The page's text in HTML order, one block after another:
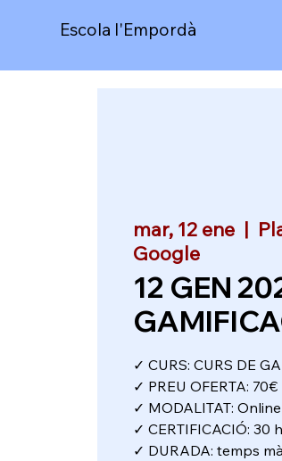
Escola l'Empordà
mar, 12 ene
  |
Google
12 GEN
✓ CURS: CURS DE
✓ PREU OFERTA: 70€
✓ MODALITAT: Online
✓ CERTIFICACIÓ: 30
✓ DURADA: temps